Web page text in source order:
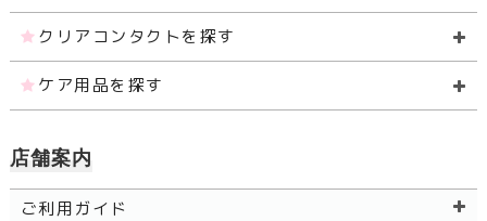
クリアコンタクトを探す
ケア用品を探す
店舗案内
ご利用ガイド